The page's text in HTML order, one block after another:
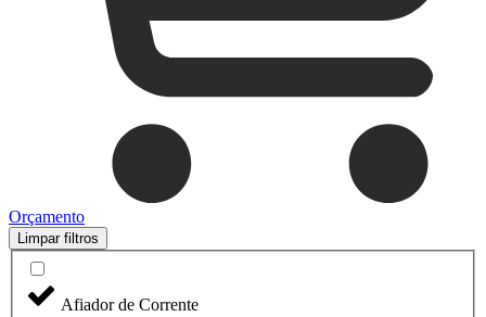
Orçamento
Limpar filtros
Afiador de Corrente